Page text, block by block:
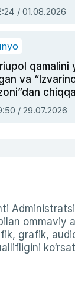
siyosiy
asrab
/ 01.08.2026
qamalini
va
—
bosh
/ 29.07.2026
ommaviy
grafik,